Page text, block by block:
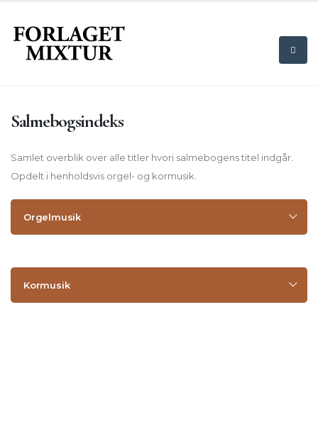
Salmebogsindeks
Samlet overblik over alle titler hvori salmebogens titel indgår.
Opdelt i henholdsvis orgel- og kormusik.
Orgelmusik
Kormusik